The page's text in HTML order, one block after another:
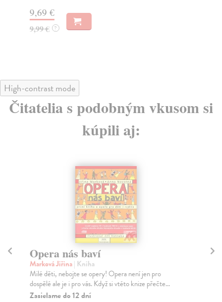
9,69 €
9,99 € ?
High-contrast mode
Čitatelia s podobným vkusom si
kúpili aj:
Opera nás baví
Marková Jiřina| Kniha
Milé děti, nebojte se opery! Opera není jen pro
dospělé ale je i pro vás. Když si vtéto knize přečte...
Zasielame do 12 dní